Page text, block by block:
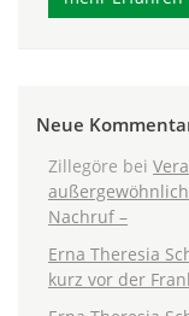
Neue
Zillegöre bei
Nachruf –
Erna Theresia
kurz vor der